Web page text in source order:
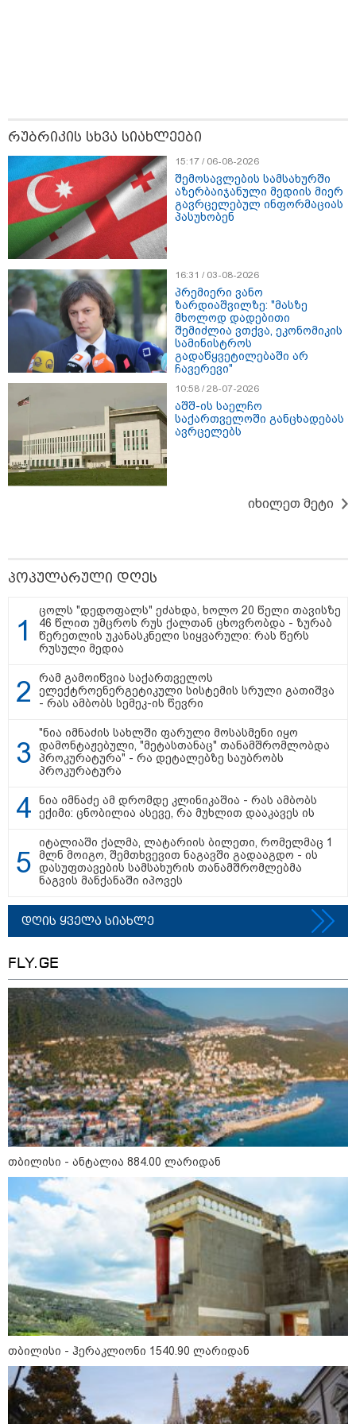
11:13 / 05-08-2026
Hisense წარმოგიდგენთ გზავნილს "ინოვაციები
უკეთესი ცხოვრებისათვის" FIFA-ს 2026 წლის
მსოფლიო ჩემპიონატზე™
სამართალი
13:59 / 06-08-2026
ნიკა მელიას სასამართლოს
უპატივცემლობის ფაქტზე 1 წლით და 6
თვით თავისუფლების აღკვეთა მიესაჯა
19:42 / 06-08-2026
"იმნაძემ მის მეგობრებს
ალექსანდრე გაბაშვილს და
გიგა ავალიანი ზედმეტ
ყურადღებას იჩენდა მის
წააქეზა" - პროკურატურა
19:33 / 06-08-2026
რა სასჯელი ემუქრება ნია
იმნაძეს? - პროკურატურამ მას
გიგა ავალიანის საქმეზე ნია
იმნაძეს და ანასტასია
ბერუაშვილს ბრალდება
წარუდგინეს
15:54 / 06-08-2026
"ბრალი არის აბურდული -
სამწუხაროა, რომ სრულიად
უდანაშაულო ბავშვის ცხოვრება
დაანგრიეს"- გიგა ავალიანის
ბერუაშვილის ადვოკატი
კატეგორიის ყველა სიახლე
მკითხველის რჩევით
რუბრიკის სხვა სიახლეები
15:17 / 06-08-2026
შემოსავლების სამსახურში
აზერბაიჯანული მედიის მიერ
გავრცელებულ ინფორმაციას
პასუხობენ
16:31 / 03-08-2026
პრემიერი ვანო
ზარდიაშვილზე: "მასზე
მხოლოდ დადებითი
შემიძლია ვთქვა, ეკონომიკის
სამინისტროს
გადაწყვეტილებაში არ
ჩავერევი"
10:58 / 28-07-2026
აშშ-ის საელჩო
საქართველოში განცხადებას
ავრცელებს
იხილეთ მეტი
პოპულარული დღეს
ცოლს "დედოფალს" ეძახდა, ხოლო 20 წელი თავისზე
46 წლით უმცროს რუს ქალთან ცხოვრობდა - ზურაბ
წერეთლის უკანასკნელი სიყვარული: რას წერს
რუსული მედია
რამ გამოიწვია საქართველოს
ელექტროენერგეტიკული სისტემის სრული გათიშვა
- რას ამბობს სემეკ-ის წევრი
"ნია იმნაძის სახლში ფარული მოსასმენი იყო
დამონტაჟებული, "მეტასთანაც" თანამშრომლობდა
პროკურატურა" - რა დეტალებზე საუბრობს
პროკურატურა
ნია იმნაძე ამ დრომდე კლინიკაშია - რას ამბობს
ექიმი: ცნობილია ასევე, რა მუხლით დააკავეს ის
იტალიაში ქალმა, ლატარიის ბილეთი, რომელმაც 1
მლნ მოიგო, შემთხვევით ნაგავში გადააგდო - ის
დასუფთავების სამსახურის თანამშრომლებმა
ნაგვის მანქანაში იპოვეს
დღის ყველა სიახლე
FLY.GE
თბილისი - ანტალია 884.00 ლარიდან
თბილისი - ჰერაკლიონი 1540.90 ლარიდან